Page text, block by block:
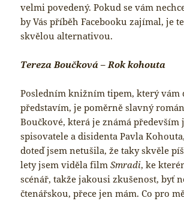
velmi povedený. Pokud se vám
by Vás příběh Facebooku zajímal, je
skvělou alternativou.
Tereza Boučková – Rok kohouta
Posledním knižním tipem, který vám
představím, je poměrně slavný
Boučkové, která je známá především
spisovatele a disidenta Pavla
doteď jsem netušila, že taky skvěle
lety jsem viděla filmSmradi, ke
scénář, takže jakousi zkušenost, byť
čtenářskou, přece jen mám. Co pro